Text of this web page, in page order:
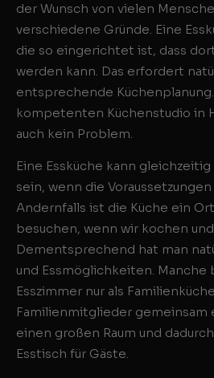
der Wunsch von vielen
verschiedene Gründe. Eine
die so eingerichtet ist, dass
werden kann. Das erfordert
entsprechende
kompetenten Küchenstudio in
auch kein Problem.
Eine Essküche kann
sein, wenn die
Andernfalls ist die Küche ein
besuchen, wenn wir kochen
Dementsprechend hat man
und Essmöglichkeiten. Manche
Esszimmer nur als
Familienmitglieder gemeinsam
einen großen Raum und
Esstisch für Gäste.